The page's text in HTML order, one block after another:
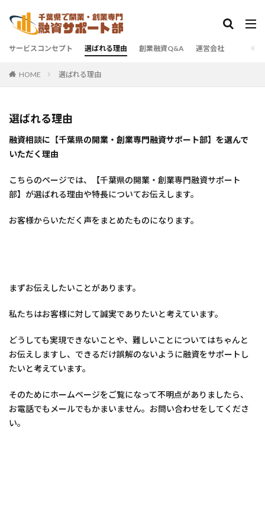
サービスコンセプト 選ばれる理由 創業融資Q&A 運営会社
HOME 選ばれる理由
選ばれる理由
融資相談に【千葉県の開業・創業専門融資サポート部】を選んで
いただく理由
こちらのページでは、【千葉県の開業・創業専門融資サポート
部】が選ばれる理由や特長についてお伝えします。
お客様からいただく声をまとめたものになります。
まずお伝えしたいことがあります。
私たちはお客様に対して誠実でありたいと考えています。
どうしても実現できないことや、難しいことについてはちゃんと
お伝えしますし、できるだけ誤解のないように融資をサポートし
たいと考えています。
そのためにホームページをご覧になって不明点がありましたら、
お電話でもメールでもかまいません。お問い合わせをしてくださ
い。